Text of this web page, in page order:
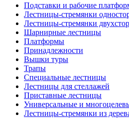
Подставки и рабочие
Лестницы-стремянки
Лестницы-стремянки
Шарнирные лестницы
Платформы
Принадлежности
Вышки туры
Трапы
Специальные лестницы
Лестницы для стеллажей
Приставные лестницы
Универсальные и
Лестницы-стремянки из